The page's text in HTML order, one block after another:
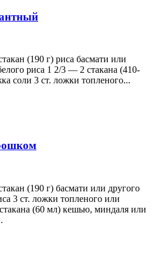
(190 г) риса басмати или
риса 1 2/3 — 2 стакана (410-
соли 3 ст. ложки топленого...
(190 г) басмати или другого
3 ст. ложки топленого или
(60 мл) кешью, миндаля или